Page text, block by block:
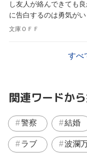
し友人が絡んできても
に告白するのは勇気が
文庫ＯＦＦ
すべ
関連ワードか
警察 結婚
ラブ 波瀾